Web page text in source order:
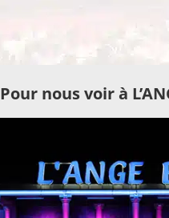
Pour nous voir à